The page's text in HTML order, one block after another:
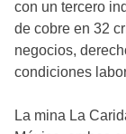
con un tercero
de cobre en 32
negocios,
condiciones
La mina La